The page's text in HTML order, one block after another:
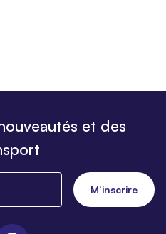
et des
M’inscrire